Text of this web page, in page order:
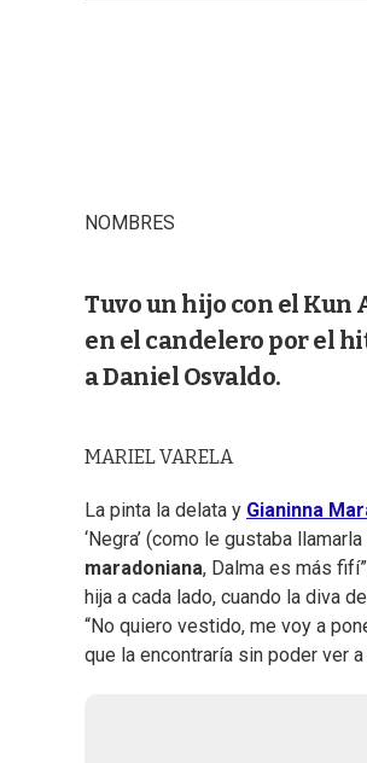
NOMBRES
Tuvo un hijo con el Kun
en el candelero por el
a Daniel Osvaldo.
MARIEL VARELA
La pinta la delata y Gianinna
‘Negra’ (como le gustaba
maradoniana, Dalma es más
hija a cada lado, cuando la diva
“No quiero vestido, me voy a
que la encontraría sin poder ver